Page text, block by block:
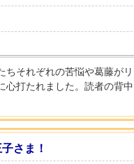
ちそれぞれの苦悩や葛藤が
心打たれました。読者の背
さま！